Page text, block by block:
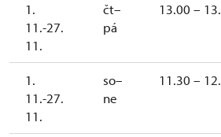
1.
11.-27.
11.
čt–
pá
13.00 –
1.
11.-27.
11.
so–
ne
11.30 –